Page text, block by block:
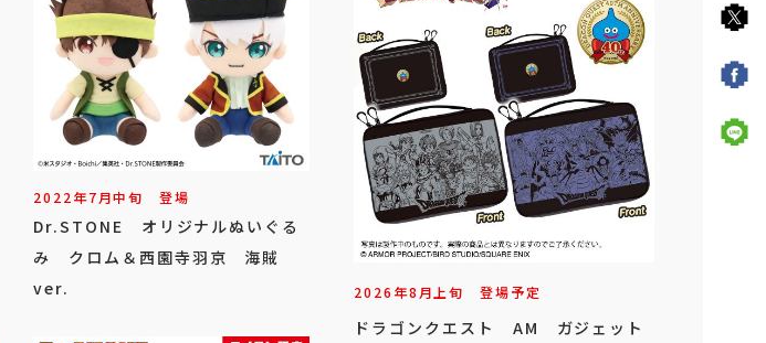
2022年7月中旬 登場
Dr.STONE オリジナルぬいぐる
み クロム＆西園寺羽京 海賊
ver.
2026年8月上旬 登場予定
ドラゴンクエスト AM ガジェット